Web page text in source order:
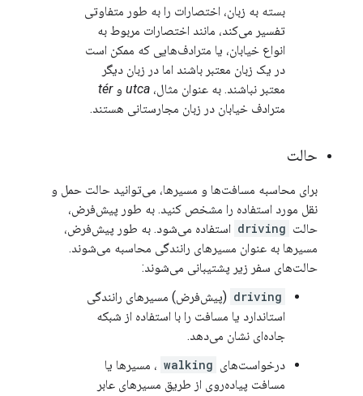
بسته به زبان، اختصارات را به طور متفاوتی
تفسیر می‌کند، مانند اختصارات مربوط به
انواع خیابان، یا مترادف‌هایی که ممکن است
در یک زبان معتبر باشند اما در زبان دیگر
معتبر نباشند. به عنوان مثال، utca وtér
مترادف خیابان در زبان مجارستانی هستند.
حالت
برای محاسبه مسافت‌ها و مسیرها، می‌توانید حالت حمل و
نقل مورد استفاده را مشخص کنید. به طور پیش‌فرض،
حالت driving استفاده می‌شود. به طور پیش‌فرض،
مسیرها به عنوان مسیرهای رانندگی محاسبه می‌شوند.
حالت‌های سفر زیر پشتیبانی می‌شوند:
driving (پیش‌فرض) مسیرهای رانندگی
استاندارد یا مسافت را با استفاده از شبکه
جاده‌ای نشان می‌دهد.
درخواست‌های walking ، مسیرها یا
مسافت پیاده‌روی از طریق مسیرهای عابر